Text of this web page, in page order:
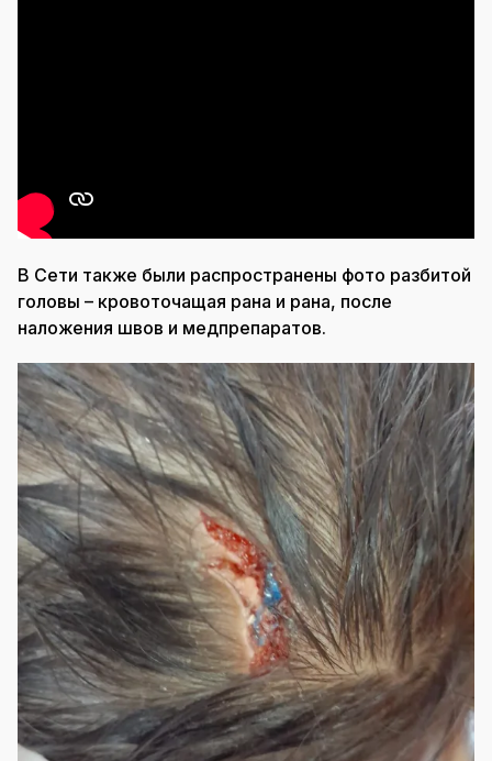
В Сети также были распространены фото разбитой
головы – кровоточащая рана и рана, после
наложения швов и медпрепаратов.